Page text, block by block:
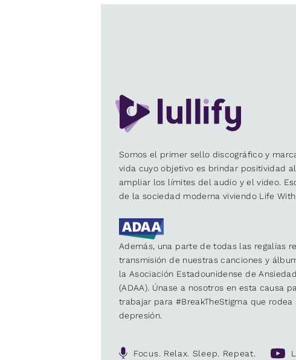
Somos el primer sello discográfico y
vida cuyo objetivo es brindar positividad
ampliar los límites del audio y el video.
de la sociedad moderna viviendo Life With
Además, una parte de todas las regalías
transmisión de nuestras canciones y
la Asociación Estadounidense de
(ADAA). Únase a nosotros en esta causa
trabajar para #BreakTheStigma que rodea
depresión.
Focus. Relax. Sleep. Repeat.